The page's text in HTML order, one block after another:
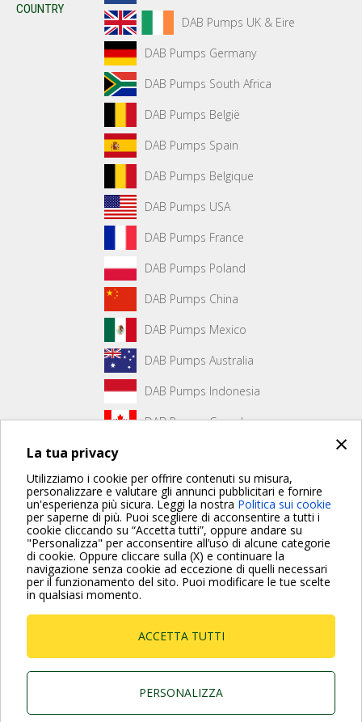
×
La tua privacy
Utilizziamo i cookie per offrire contenuti su misura,
personalizzare e valutare gli annunci pubblicitari e fornire
un'esperienza più sicura. Leggi la nostra Politica sui cookie
per saperne di più. Puoi scegliere di acconsentire a tutti i
cookie cliccando su “Accetta tutti”, oppure andare su
"Personalizza" per acconsentire all’uso di alcune categorie
di cookie. Oppure cliccare sulla (X) e continuare la
navigazione senza cookie ad eccezione di quelli necessari
per il funzionamento del sito. Puoi modificare le tue scelte
in qualsiasi momento.
ACCETTA TUTTI
PERSONALIZZA
COUNTRY
DAB Pumps UK & Eire
DAB Pumps Germany
DAB Pumps South Africa
DAB Pumps België
DAB Pumps Spain
DAB Pumps Belgique
DAB Pumps USA
DAB Pumps France
DAB Pumps Poland
DAB Pumps China
DAB Pumps Mexico
DAB Pumps Australia
DAB Pumps Indonesia
DAB Pumps Canada
Non è stato creato alcun contenuto per la prima pagina.
Per maggiori informazioni consulta anche le Domande più
Frequenti
P.I. 03675230282 - R.E.A. Padova N. 328200- Cap.